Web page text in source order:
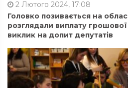
2 Лютого 2024, 17:08
Головко позивається на
розглядали виплату грошової
виклик на допит депутатів